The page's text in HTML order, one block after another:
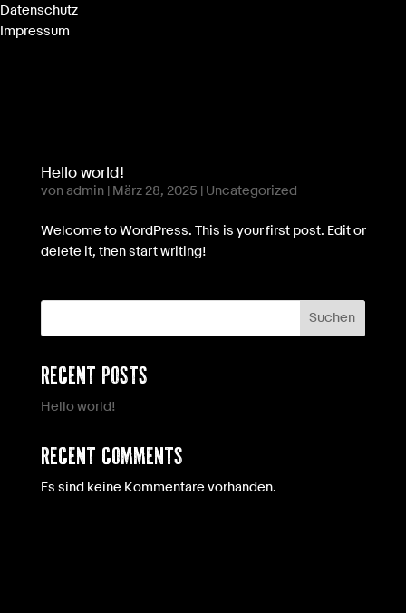
Datenschutz
Impressum
Hello world!
vonadmin| März 28, 2025 | Uncategorized
Welcome to WordPress. This is your first post. Edit or
delete it, then start writing!
Suchen
Recent Posts
Hello world!
Recent Comments
Es sind keine Kommentare vorhanden.